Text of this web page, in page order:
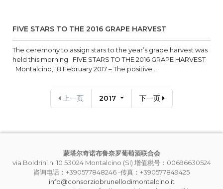
FIVE STARS TO THE 2016 GRAPE HARVEST
The ceremony to assign stars to the year’s grape harvest was
held this morning FIVE STARS TO THE 2016 GRAPE HARVEST
Montalcino, 18 February 2017 – The positive...
上一页 2017 下一页
蒙塔尔奇诺布鲁奈罗葡萄酒联合会
via Boldrini n. 10 53024 Montalcino (SI) 增值税号：00696630524
咨询电话：+390577848246 -传真：+390577849425
info@consorziobrunellodimontalcino.it